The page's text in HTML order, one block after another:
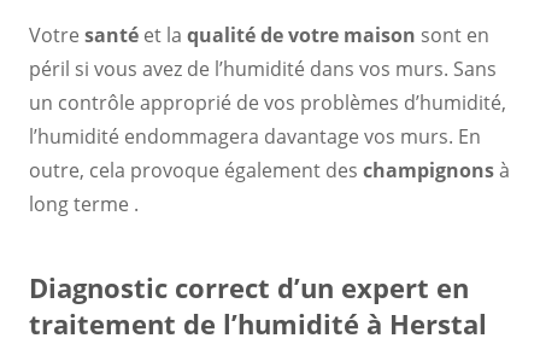
Votre santé et la qualité de votre maison sont en
péril si vous avez de l’humidité dans vos murs. Sans
un contrôle approprié de vos problèmes d’humidité,
l’humidité endommagera davantage vos murs. En
outre, cela provoque également des champignonsà
long terme .
Diagnostic correct d’un expert en
traitement de l’humidité à Herstal